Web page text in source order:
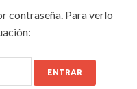
contraseña. Para verlo